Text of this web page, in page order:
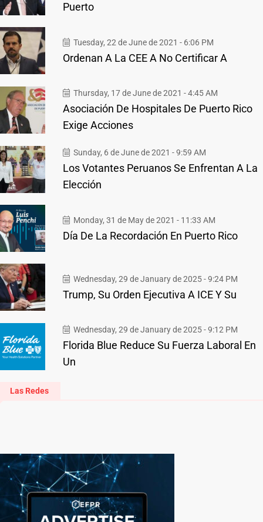
Puerto
Tuesday, 22 de June de 2021 - 6:06 PM
Ordenan A La CEE A No Certificar A
Thursday, 17 de June de 2021 - 4:45 AM
Asociación De Hospitales De Puerto Rico
Exige Acciones
Sunday, 6 de June de 2021 - 9:59 AM
Los Votantes Peruanos Se Enfrentan A La
Elección
Monday, 31 de May de 2021 - 11:33 AM
Día De La Recordación En Puerto Rico
Wednesday, 29 de January de 2025 - 9:24 PM
Trump, Su Orden Ejecutiva A ICE Y Su
Wednesday, 29 de January de 2025 - 9:12 PM
Florida Blue Reduce Su Fuerza Laboral En
Un
Las Redes